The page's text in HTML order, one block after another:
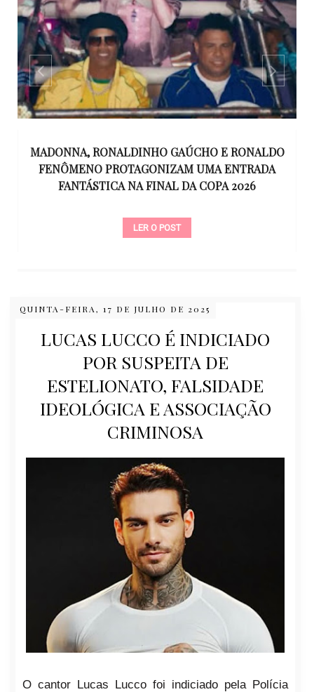
MADONNA, RONALDINHO GAÚCHO E RONALDO
FENÔMENO PROTAGONIZAM UMA ENTRADA
FANTÁSTICA NA FINAL DA COPA 2026
LER O POST
QUINTA-FEIRA, 17 DE JULHO DE 2025
LUCAS LUCCO É INDICIADO
POR SUSPEITA DE
ESTELIONATO, FALSIDADE
IDEOLÓGICA E ASSOCIAÇÃO
CRIMINOSA
O cantor Lucas Lucco foi indiciado pela Polícia